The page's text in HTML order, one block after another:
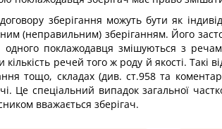
зберігання можуть бути як
(неправильним) зберіганням. Його
одного поклажодавця змішуються з
кількість речей того ж роду й якості.
тощо, складах (див. ст.958 та
Це спеціальний випадок загальної
вважається зберігач.